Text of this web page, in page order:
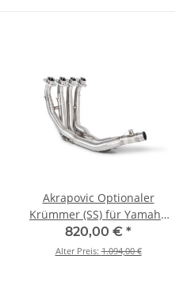
Akrapovic Optionaler
Krümmer (SS) für Yamaha
R6 - BJ. 2008 > 2026 (E-Y6R5)
820,00 € *
Alter Preis:1.094,00 €